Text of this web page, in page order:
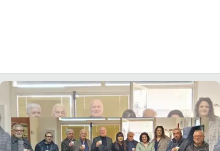
LACTV.IT
LACONAIR.IT
LACITYMAG.IT
ILREGGINO.IT